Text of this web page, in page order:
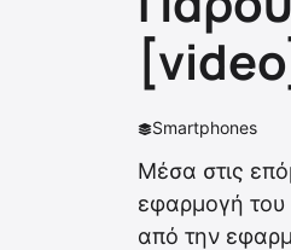
Smartphones
Μέσα στις
εφαρμογή του
από την